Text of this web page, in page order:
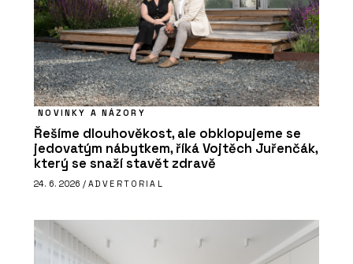
NOVINKY A NÁZORY
Řešíme dlouhověkost, ale obklopujeme se
jedovatým nábytkem, říká Vojtěch Juřenčák,
který se snaží stavět zdravě
24. 6. 2026 / ADVERTORIAL